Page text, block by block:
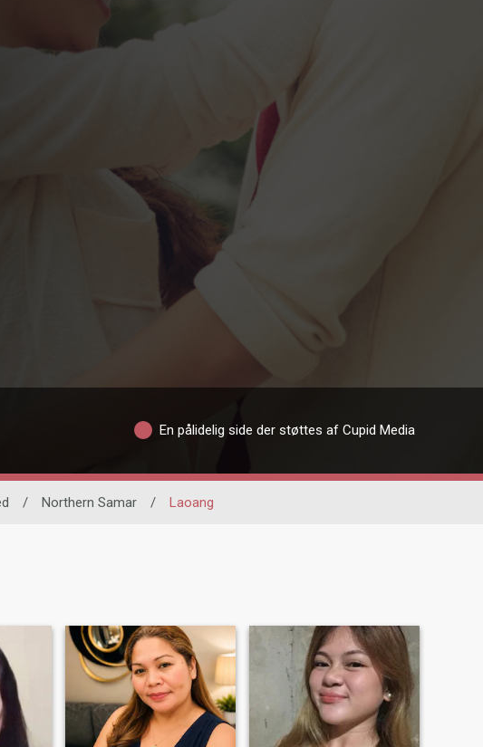
En pålidelig side der støttes af Cupid Media
/ Northern Samar / Laoang